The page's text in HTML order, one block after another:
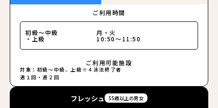
ご利用時間
初級〜中級
・上級
月・火
10:50～11:50
ご利用可能施設
対象：初級〜中級、上級※４泳法終了者
週１回・週２回
フレッシュ 55歳以上の男女